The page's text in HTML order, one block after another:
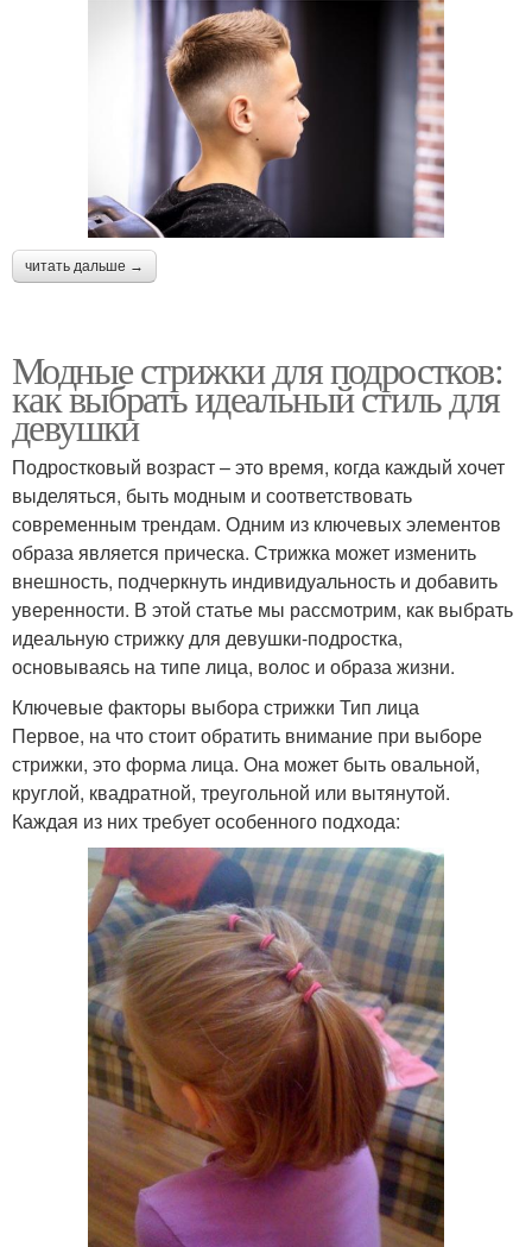
читать дальше →
Модные стрижки для подростков:
как выбрать идеальный стиль для
девушки
Подростковый возраст – это время, когда каждый хочет
выделяться, быть модным и соответствовать
современным трендам. Одним из ключевых элементов
образа является прическа. Стрижка может изменить
внешность, подчеркнуть индивидуальность и добавить
уверенности. В этой статье мы рассмотрим, как выбрать
идеальную стрижку для девушки-подростка,
основываясь на типе лица, волос и образа жизни.
Ключевые факторы выбора стрижки Тип лица
Первое, на что стоит обратить внимание при выборе
стрижки, это форма лица. Она может быть овальной,
круглой, квадратной, треугольной или вытянутой.
Каждая из них требует особенного подхода: